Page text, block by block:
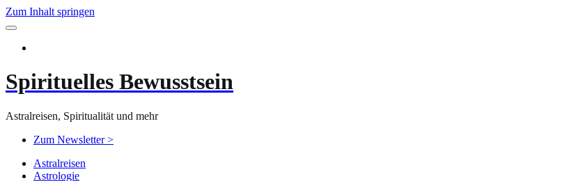
Zum Inhalt springen
Spirituelles Bewusstsein
Astralreisen, Spiritualität und mehr
Zum Newsletter >
Astralreisen
Astrologie